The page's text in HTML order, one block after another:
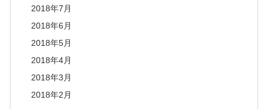
2018年7月
2018年6月
2018年5月
2018年4月
2018年3月
2018年2月